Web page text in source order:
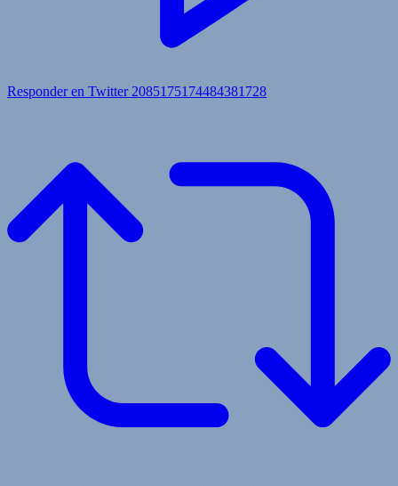
Responder en Twitter 2085175174484381728